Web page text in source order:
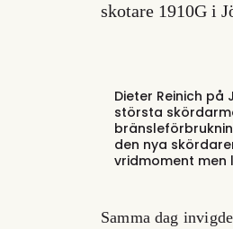
skotare 1910G i
Dieter Reinich på
största
den nya
vridmoment
Samma dag